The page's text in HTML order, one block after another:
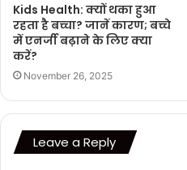
Kids Health: क्यों थका हुआ
रहता है बच्चा? जानें कारण; बच्चे
में एनर्जी बढ़ाने के लिए क्या
करें?
November 26, 2025
Leave a Reply